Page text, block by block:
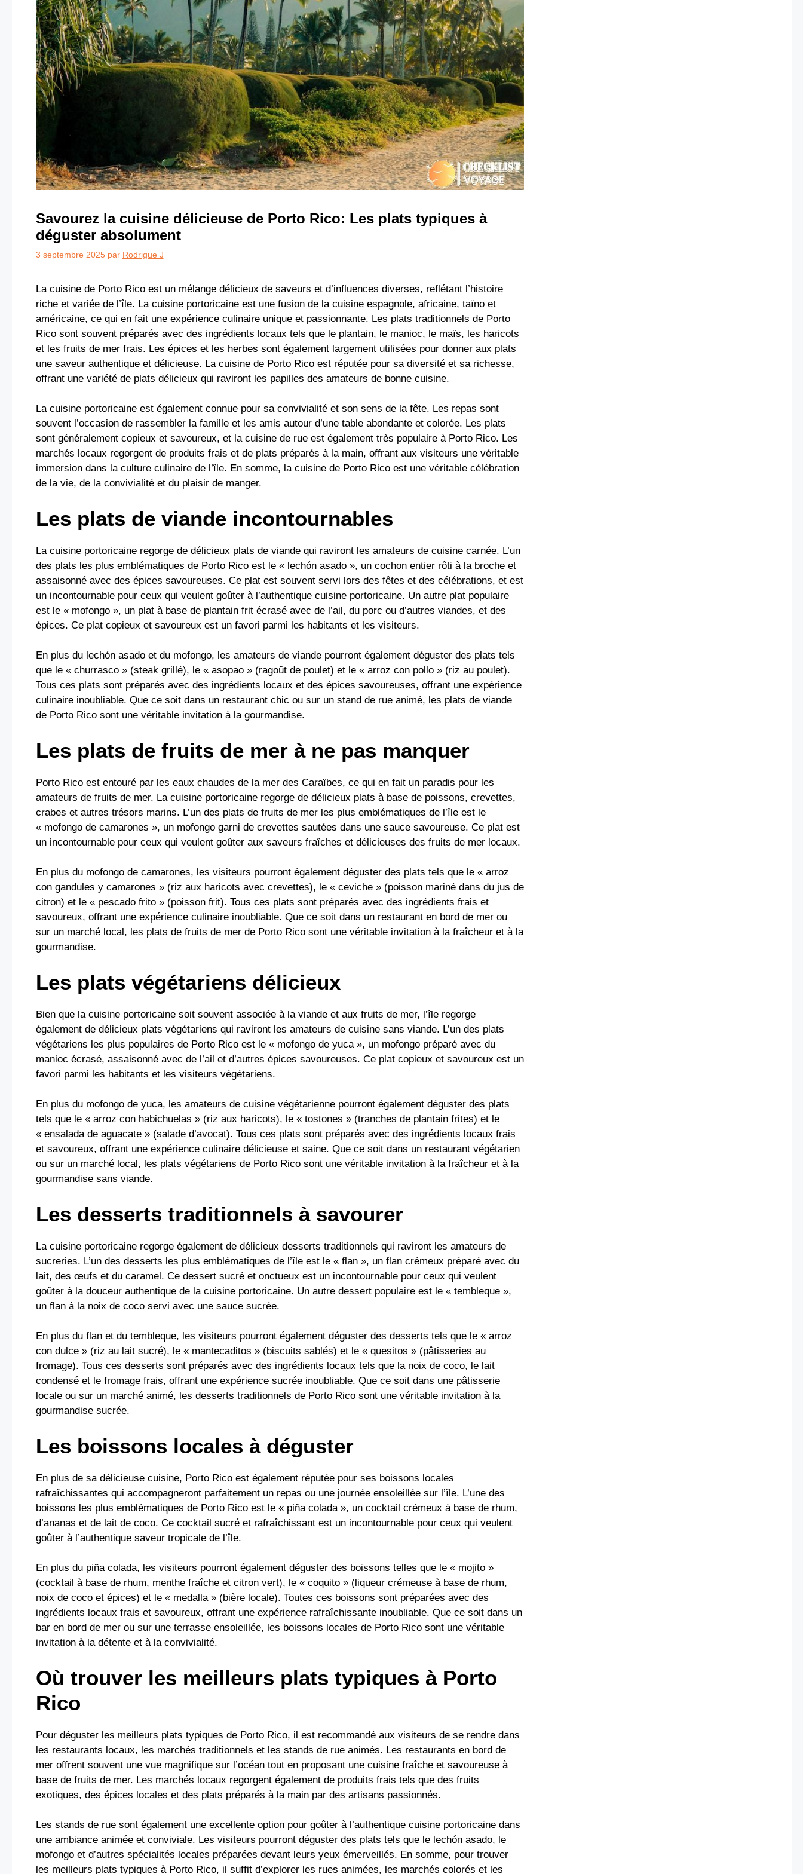
Savourez la cuisine délicieuse de Porto Rico: Les plats typiques à
déguster absolument
3 septembre 2025 par Rodrigue J
La cuisine de Porto Rico est un mélange délicieux de saveurs et d’influences diverses, reflétant l’histoire
riche et variée de l’île. La cuisine portoricaine est une fusion de la cuisine espagnole, africaine, taïno et
américaine, ce qui en fait une expérience culinaire unique et passionnante. Les plats traditionnels de Porto
Rico sont souvent préparés avec des ingrédients locaux tels que le plantain, le manioc, le maïs, les haricots
et les fruits de mer frais. Les épices et les herbes sont également largement utilisées pour donner aux plats
une saveur authentique et délicieuse. La cuisine de Porto Rico est réputée pour sa diversité et sa richesse,
offrant une variété de plats délicieux qui raviront les papilles des amateurs de bonne cuisine.
La cuisine portoricaine est également connue pour sa convivialité et son sens de la fête. Les repas sont
souvent l’occasion de rassembler la famille et les amis autour d’une table abondante et colorée. Les plats
sont généralement copieux et savoureux, et la cuisine de rue est également très populaire à Porto Rico. Les
marchés locaux regorgent de produits frais et de plats préparés à la main, offrant aux visiteurs une véritable
immersion dans la culture culinaire de l’île. En somme, la cuisine de Porto Rico est une véritable célébration
de la vie, de la convivialité et du plaisir de manger.
Les plats de viande incontournables
La cuisine portoricaine regorge de délicieux plats de viande qui raviront les amateurs de cuisine carnée. L’un
des plats les plus emblématiques de Porto Rico est le « lechón asado », un cochon entier rôti à la broche et
assaisonné avec des épices savoureuses. Ce plat est souvent servi lors des fêtes et des célébrations, et est
un incontournable pour ceux qui veulent goûter à l’authentique cuisine portoricaine. Un autre plat populaire
est le « mofongo », un plat à base de plantain frit écrasé avec de l’ail, du porc ou d’autres viandes, et des
épices. Ce plat copieux et savoureux est un favori parmi les habitants et les visiteurs.
En plus du lechón asado et du mofongo, les amateurs de viande pourront également déguster des plats tels
que le « churrasco » (steak grillé), le « asopao » (ragoût de poulet) et le « arroz con pollo » (riz au poulet).
Tous ces plats sont préparés avec des ingrédients locaux et des épices savoureuses, offrant une expérience
culinaire inoubliable. Que ce soit dans un restaurant chic ou sur un stand de rue animé, les plats de viande
de Porto Rico sont une véritable invitation à la gourmandise.
Les plats de fruits de mer à ne pas manquer
Porto Rico est entouré par les eaux chaudes de la mer des Caraïbes, ce qui en fait un paradis pour les
amateurs de fruits de mer. La cuisine portoricaine regorge de délicieux plats à base de poissons, crevettes,
crabes et autres trésors marins. L’un des plats de fruits de mer les plus emblématiques de l’île est le
« mofongo de camarones », un mofongo garni de crevettes sautées dans une sauce savoureuse. Ce plat est
un incontournable pour ceux qui veulent goûter aux saveurs fraîches et délicieuses des fruits de mer locaux.
En plus du mofongo de camarones, les visiteurs pourront également déguster des plats tels que le « arroz
con gandules y camarones » (riz aux haricots avec crevettes), le « ceviche » (poisson mariné dans du jus de
citron) et le « pescado frito » (poisson frit). Tous ces plats sont préparés avec des ingrédients frais et
savoureux, offrant une expérience culinaire inoubliable. Que ce soit dans un restaurant en bord de mer ou
sur un marché local, les plats de fruits de mer de Porto Rico sont une véritable invitation à la fraîcheur et à la
gourmandise.
Les plats végétariens délicieux
Bien que la cuisine portoricaine soit souvent associée à la viande et aux fruits de mer, l’île regorge
également de délicieux plats végétariens qui raviront les amateurs de cuisine sans viande. L’un des plats
végétariens les plus populaires de Porto Rico est le « mofongo de yuca », un mofongo préparé avec du
manioc écrasé, assaisonné avec de l’ail et d’autres épices savoureuses. Ce plat copieux et savoureux est un
favori parmi les habitants et les visiteurs végétariens.
En plus du mofongo de yuca, les amateurs de cuisine végétarienne pourront également déguster des plats
tels que le « arroz con habichuelas » (riz aux haricots), le « tostones » (tranches de plantain frites) et le
« ensalada de aguacate » (salade d’avocat). Tous ces plats sont préparés avec des ingrédients locaux frais
et savoureux, offrant une expérience culinaire délicieuse et saine. Que ce soit dans un restaurant végétarien
ou sur un marché local, les plats végétariens de Porto Rico sont une véritable invitation à la fraîcheur et à la
gourmandise sans viande.
Les desserts traditionnels à savourer
La cuisine portoricaine regorge également de délicieux desserts traditionnels qui raviront les amateurs de
sucreries. L’un des desserts les plus emblématiques de l’île est le « flan », un flan crémeux préparé avec du
lait, des œufs et du caramel. Ce dessert sucré et onctueux est un incontournable pour ceux qui veulent
goûter à la douceur authentique de la cuisine portoricaine. Un autre dessert populaire est le « tembleque »,
un flan à la noix de coco servi avec une sauce sucrée.
En plus du flan et du tembleque, les visiteurs pourront également déguster des desserts tels que le « arroz
con dulce » (riz au lait sucré), le « mantecaditos » (biscuits sablés) et le « quesitos » (pâtisseries au
fromage). Tous ces desserts sont préparés avec des ingrédients locaux tels que la noix de coco, le lait
condensé et le fromage frais, offrant une expérience sucrée inoubliable. Que ce soit dans une pâtisserie
locale ou sur un marché animé, les desserts traditionnels de Porto Rico sont une véritable invitation à la
gourmandise sucrée.
Les boissons locales à déguster
En plus de sa délicieuse cuisine, Porto Rico est également réputée pour ses boissons locales
rafraîchissantes qui accompagneront parfaitement un repas ou une journée ensoleillée sur l’île. L’une des
boissons les plus emblématiques de Porto Rico est le « piña colada », un cocktail crémeux à base de rhum,
d’ananas et de lait de coco. Ce cocktail sucré et rafraîchissant est un incontournable pour ceux qui veulent
goûter à l’authentique saveur tropicale de l’île.
En plus du piña colada, les visiteurs pourront également déguster des boissons telles que le « mojito »
(cocktail à base de rhum, menthe fraîche et citron vert), le « coquito » (liqueur crémeuse à base de rhum,
noix de coco et épices) et le « medalla » (bière locale). Toutes ces boissons sont préparées avec des
ingrédients locaux frais et savoureux, offrant une expérience rafraîchissante inoubliable. Que ce soit dans un
bar en bord de mer ou sur une terrasse ensoleillée, les boissons locales de Porto Rico sont une véritable
invitation à la détente et à la convivialité.
Où trouver les meilleurs plats typiques à Porto
Rico
Pour déguster les meilleurs plats typiques de Porto Rico, il est recommandé aux visiteurs de se rendre dans
les restaurants locaux, les marchés traditionnels et les stands de rue animés. Les restaurants en bord de
mer offrent souvent une vue magnifique sur l’océan tout en proposant une cuisine fraîche et savoureuse à
base de fruits de mer. Les marchés locaux regorgent également de produits frais tels que des fruits
exotiques, des épices locales et des plats préparés à la main par des artisans passionnés.
Les stands de rue sont également une excellente option pour goûter à l’authentique cuisine portoricaine dans
une ambiance animée et conviviale. Les visiteurs pourront déguster des plats tels que le lechón asado, le
mofongo et d’autres spécialités locales préparées devant leurs yeux émerveillés. En somme, pour trouver
les meilleurs plats typiques à Porto Rico, il suffit d’explorer les rues animées, les marchés colorés et les